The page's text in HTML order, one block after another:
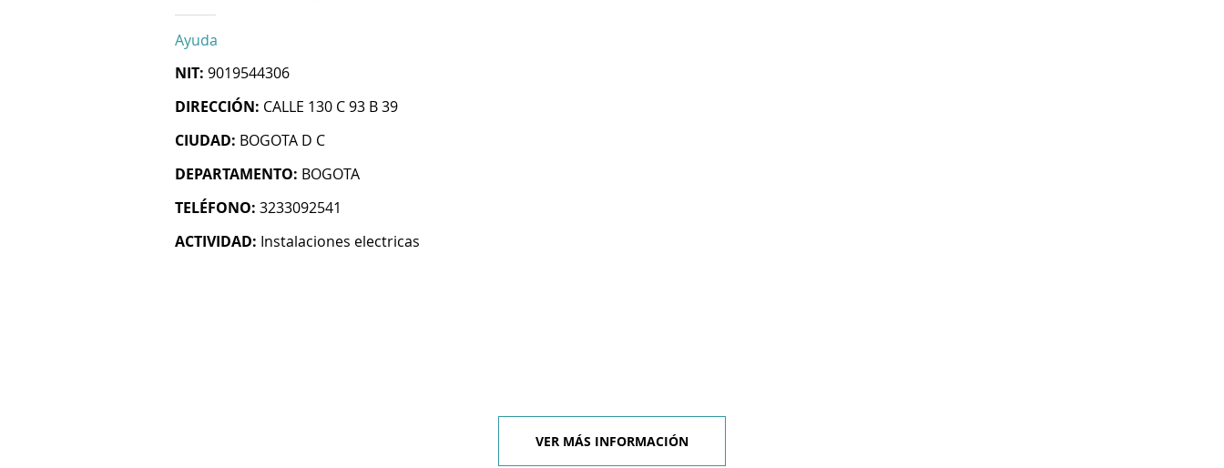
Ayuda
NIT: 9019544306
DIRECCIÓN: CALLE 130 C 93 B 39
CIUDAD: BOGOTA D C
DEPARTAMENTO: BOGOTA
TELÉFONO: 3233092541
ACTIVIDAD: Instalaciones electricas
VER MÁS INFORMACIÓN